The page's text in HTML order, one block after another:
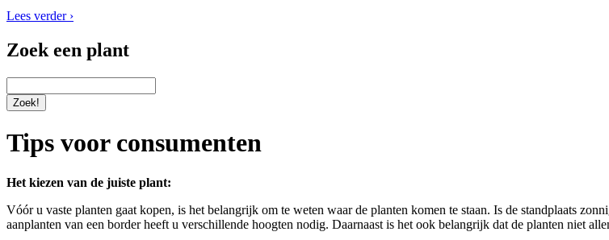
Lees verder ›
Zoek een plant
Tips voor consumenten
Het kiezen van de juiste plant:
Vóór u vaste planten gaat kopen, is het belangrijk om te weten waar de planten komen te staan. Is de standplaats
aanplanten van een border heeft u verschillende hoogten nodig. Daarnaast is het ook belangrijk dat de planten niet